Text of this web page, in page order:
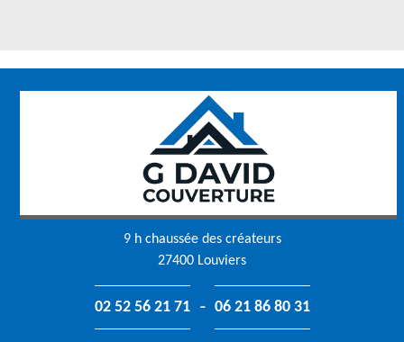
9 h chaussée des créateurs
27400 Louviers
02 52 56 21 71 - 06 21 86 80 31